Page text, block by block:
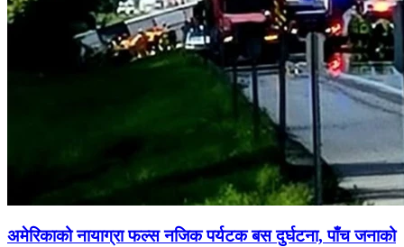
अमेरिकाको नायाग्रा फल्स​​​​​​​ नजिक पर्यटक बस दुर्घटना, पाँच जनाको